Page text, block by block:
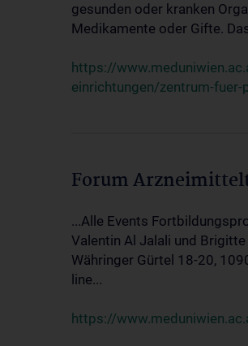
gesunden oder kranken
Medikamente oder Gifte.
https://
einrichtungen/zentrum-
Forum
...Alle Events
Valentin Al Jalali und
Währinger Gürtel 18-20,
line...
https://